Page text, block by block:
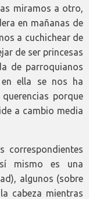
miramos a otro,
en mañanas de
a cuchichear de
de ser princesas
de parroquianos
ella se nos ha
porque
a cambio media
correspondientes
mismo es una
algunos (sobre
cabeza mientras